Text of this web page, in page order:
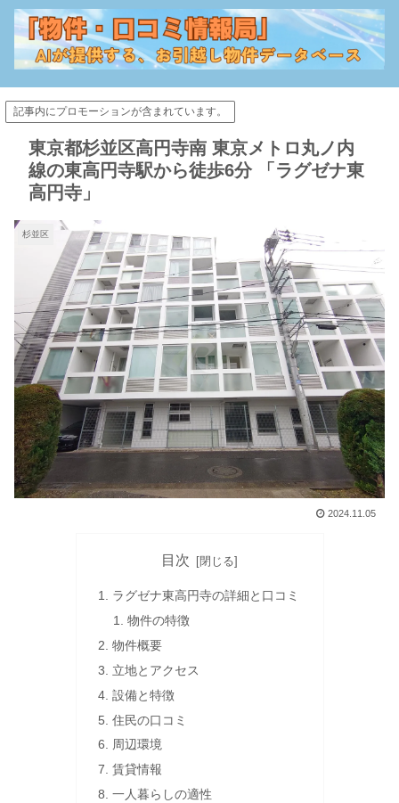
記事内にプロモーションが含まれています。
東京都杉並区高円寺南 東京メトロ丸ノ内
線の東高円寺駅から徒歩6分 「ラグゼナ東
高円寺」
杉並区
2024.11.05
目次
ラグゼナ東高円寺の詳細と口コミ
物件の特徴
物件概要
立地とアクセス
設備と特徴
住民の口コミ
周辺環境
賃貸情報
一人暮らしの適性